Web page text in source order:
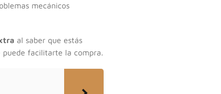
mecánicos
al saber que estás
puede facilitarte la compra.